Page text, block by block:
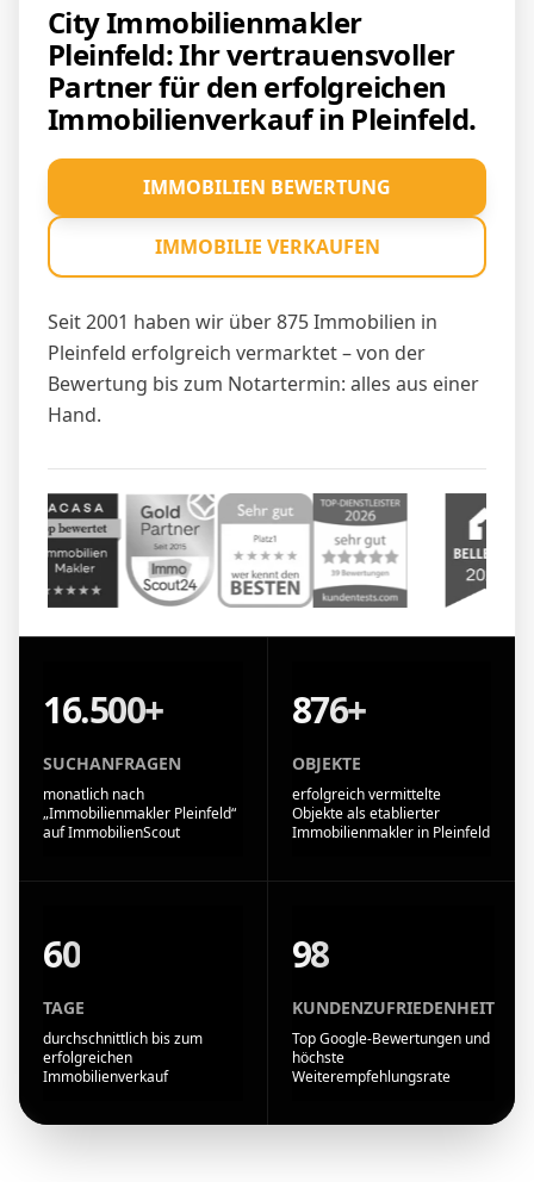
City Immobilienmakler
Pleinfeld: Ihr vertrauensvoller
Partner für den erfolgreichen
Immobilienverkauf in Pleinfeld.
Seit 2001 haben wir über 875 Immobilien in
Pleinfeld erfolgreich vermarktet – von der
Bewertung bis zum Notartermin: alles aus einer
Hand.
IMMOBILIEN BEWERTUNG
IMMOBILIE VERKAUFEN
16.500+
SUCHANFRAGEN
monatlich nach
„Immobilienmakler Pleinfeld“
auf ImmobilienScout
876+
OBJEKTE
erfolgreich vermittelte
Objekte als etablierter
Immobilienmakler in Pleinfeld
60
TAGE
durchschnittlich bis zum
erfolgreichen
Immobilienverkauf
98
KUNDENZUFRIEDENHEIT
Top Google-Bewertungen und
höchste
Weiterempfehlungsrate